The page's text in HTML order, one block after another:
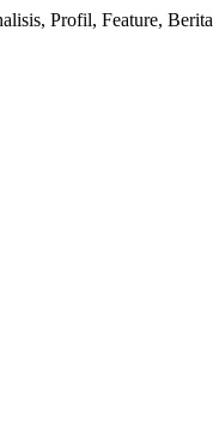
Profil, Feature,